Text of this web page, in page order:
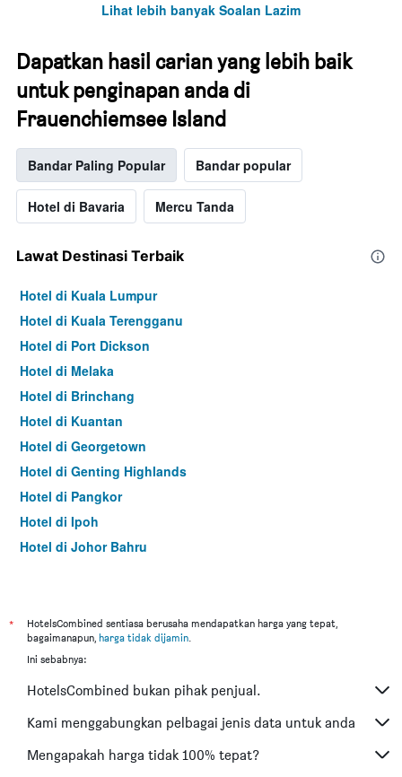
Lihat lebih banyak Soalan Lazim
Dapatkan hasil carian yang lebih baik
untuk penginapan anda di
Frauenchiemsee Island
Bandar Paling Popular Bandar popular
Hotel di Bavaria Mercu Tanda
Lawat Destinasi Terbaik
Hotel di Kuala Lumpur
Hotel di Kuala Terengganu
Hotel di Port Dickson
Hotel di Melaka
Hotel di Brinchang
Hotel di Kuantan
Hotel di Georgetown
Hotel di Genting Highlands
Hotel di Pangkor
Hotel di Ipoh
Hotel di Johor Bahru
Hotel di Kuching
Hotel di Tokyo
Hotel di Bangkok
Hotel di Putrajaya
Hotel di Shah Alam
*
HotelsCombined sentiasa berusaha mendapatkan harga yang tepat,
bagaimanapun, harga tidak dijamin.
Ini sebabnya:
HotelsCombined bukan pihak penjual.
Kami menggabungkan pelbagai jenis data untuk anda
Mengapakah harga tidak 100% tepat?